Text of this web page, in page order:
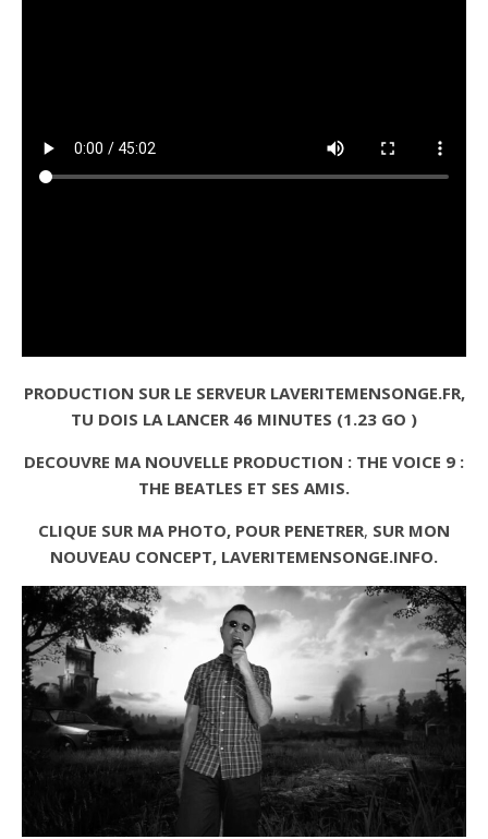
PRODUCTION SUR LE SERVEUR LAVERITEMENSONGE.FR,
TU DOIS LA LANCER 46 MINUTES (1.23 GO )
DECOUVRE MA NOUVELLE PRODUCTION : THE VOICE 9 :
THE BEATLES ET SES AMIS.
CLIQUE SUR MA PHOTO, POUR PENETRER, SUR MON
NOUVEAU CONCEPT, LAVERITEMENSONGE.INFO.